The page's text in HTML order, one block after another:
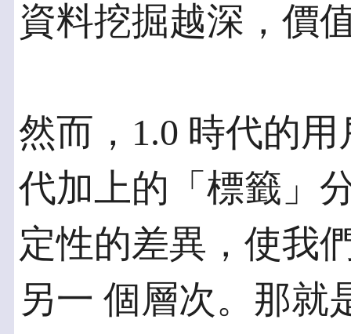
資料挖掘越深，價
然而，1.0 時代的
代加上的「標籤」
定性的差異，使我
另一 個層次。那就